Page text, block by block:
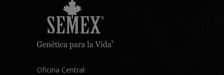
Oficina Central: